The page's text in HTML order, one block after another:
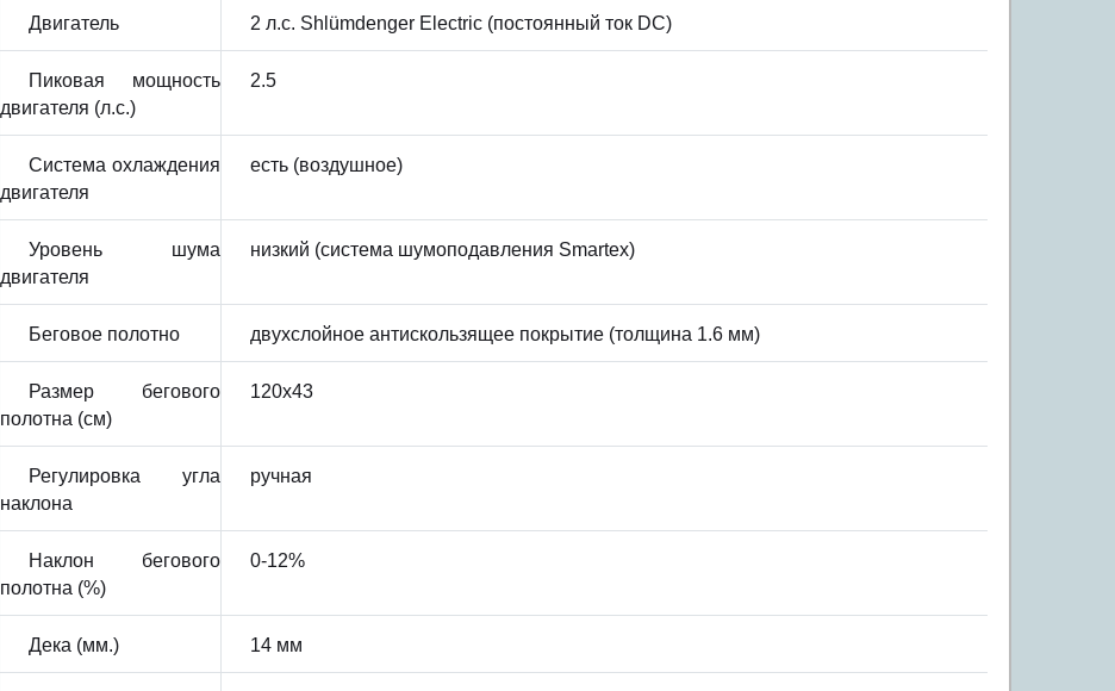
Двигатель 2 л.с. Shlümdenger Electric (постоянный ток DC)
Пиковая мощность
двигателя (л.с.)
2.5
Система охлаждения
двигателя
есть (воздушное)
Уровень шума
двигателя
низкий (система шумоподавления Smartex)
Беговое полотно двухслойное антискользящее покрытие (толщина 1.6 мм)
Размер бегового
полотна (см)
120x43
Регулировка угла
наклона
ручная
Наклон бегового
полотна (%)
0-12%
Дека (мм.) 14 мм